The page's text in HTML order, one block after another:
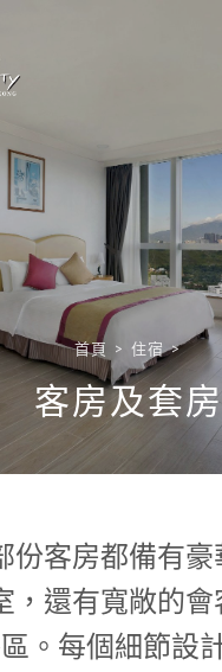
首頁 > 住宿 >
客房及套房
份客房都備有豪
，還有寬敞的
。每個細節設